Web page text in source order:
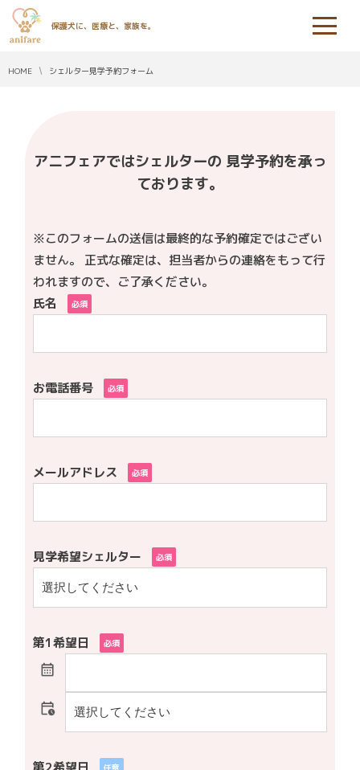
保護犬に、医療と、家族を。
HOME シェルター見学予約フォーム
アニフェアではシェルターの 見学予約を承っ
ております。
※このフォームの送信は最終的な予約確定ではござい
ません。 正式な確定は、担当者からの連絡をもって行
われますので、ご了承ください。
氏名
必須
お電話番号 必須
メールアドレス 必須
見学希望シェルター 必須
第1希望日 必須
任意